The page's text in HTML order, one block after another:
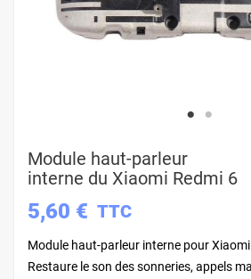
Module haut-parleur
interne du Xiaomi Redmi 6
5,60 € TTC
Module haut-parleur interne pour
Restaure le son des sonneries, appels